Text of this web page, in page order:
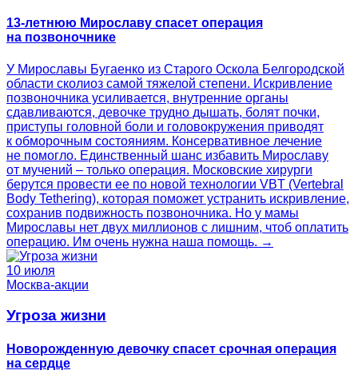
13-летнюю Мирославу спасет операция
на позвоночнике
У Мирославы Бугаенко из Старого Оскола Белгородской
области сколиоз самой тяжелой степени. Искривление
позвоночника усиливается, внутренние органы
сдавливаются, девочке трудно дышать, болят почки,
приступы головной боли и головокружения приводят
к обморочным состояниям. Консервативное лечение
не помогло. Единственный шанс избавить Мирославу
от мучений – только операция. Московские хирурги
берутся провести ее по новой технологии VBT (Vertebral
Body Tethering), которая поможет устранить искривление,
сохранив подвижность позвоночника. Но у мамы
Мирославы нет двух миллионов с лишним, чтоб оплатить
операцию. Им очень нужна наша помощь. →
10 июля
Москва-акции
Угроза жизни
Новорожденную девочку спасет срочная операция
на сердце